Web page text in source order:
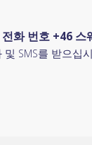
화 번호 +46 스
및 SMS를 받으십